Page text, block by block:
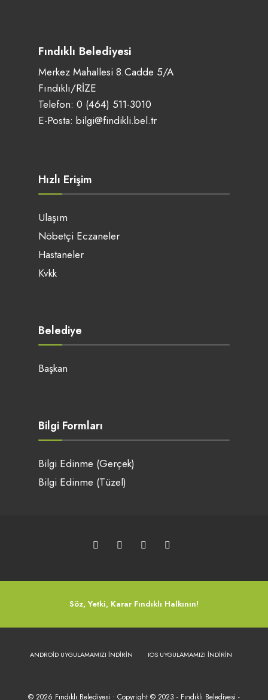
Fındıklı Belediyesi
Merkez Mahallesi 8.Cadde 5/A
Fındıklı/RİZE
Telefon: 0 (464) 511-3010
E-Posta: bilgi@findikli.bel.tr
Hızlı Erişim
Ulaşım
Nöbetçi Eczaneler
Hastaneler
Kvkk
Belediye
Başkan
Bilgi Formları
Bilgi Edinme (Gerçek)
Bilgi Edinme (Tüzel)
Söz, Yetki, Karar Fındıklı Halkının!
ANDROID UYGULAMAMIZI İNDIRIN IOS UYGULAMAMIZI İNDIRIN
© 2026 Fındıklı Belediyesi • Copyright © 2023 - Fındıklı Belediyesi -